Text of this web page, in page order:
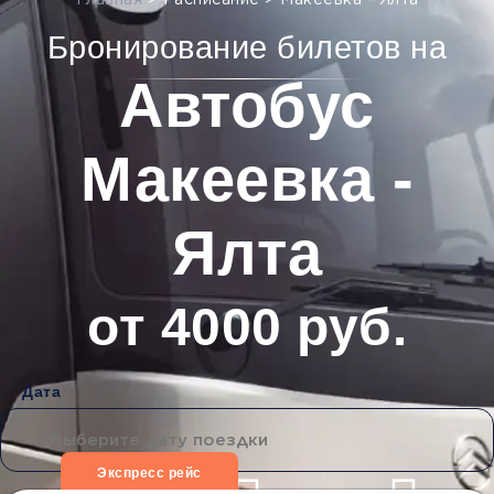
Бронирование билетов на
Автобус
Макеевка -
Ялта
от 4000 руб.
Дата
Экспресс рейс